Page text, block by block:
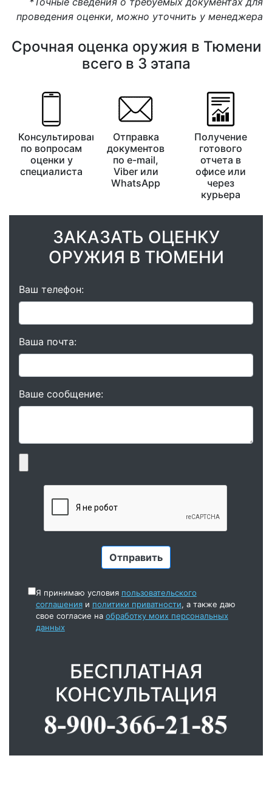
проведения оценки, можно уточнить у менеджера
Срочная оценка оружия в Тюмени
всего в 3 этапа
Консультирование
по вопросам
оценки у
специалиста
Отправка
документов
по e-mail,
Viber или
WhatsApp
Получение
готового
отчета в
офисе или
через
курьера
ЗАКАЗАТЬ ОЦЕНКУ
ОРУЖИЯ В ТЮМЕНИ
Ваш телефон:
Ваша почта:
Ваше сообщение:
Я принимаю условия пользовательского
соглашенияи политики приватности, а также даю
свое согласие на обработку моих персональных
данных
БЕСПЛАТНАЯ
КОНСУЛЬТАЦИЯ